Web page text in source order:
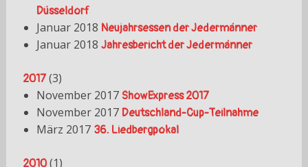
Düsseldorf
Januar 2018 Neujahrsessen der Jedermänner
Januar 2018 Jahresbericht der Jedermänner
2017 (3)
November 2017 ShowExpress 2017
November 2017 Deutschland-Cup-Teilnahme
März 2017 36. Liedbergpokal
2010 (1)